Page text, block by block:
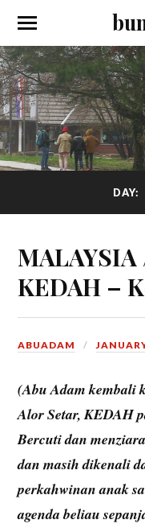
DAY:
KEDAH –
ABUADAM
(Abu Adam kembali
Alor Setar, KEDAH
Bercuti dan
dan masih dikenali
perkahwinan anak
agenda beliau